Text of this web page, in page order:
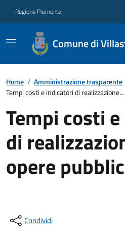
Regione Piemonte
Comune di
Home / Amministrazione trasparente
Tempi costi e indicatori di realizzazione...
Tempi costi
di
opere
Condividi